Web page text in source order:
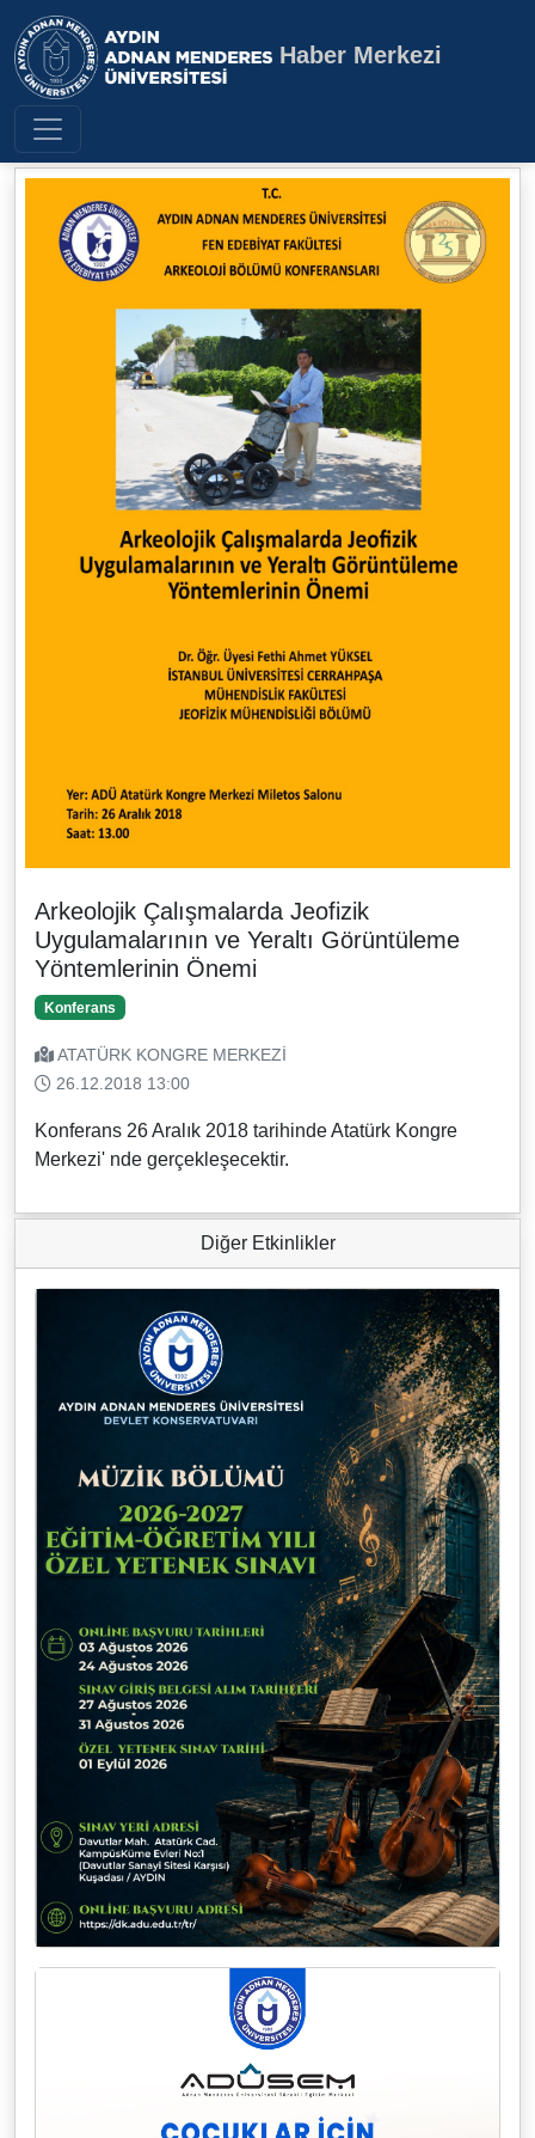
Aydın Adnan Menderes
Haber Merkezi
Arkeolojik Çalışmalarda Jeofizik
Uygulamalarının ve Yeraltı Görüntüleme
Yöntemlerinin Önemi
Konferans
ATATÜRK KONGRE MERKEZİ
26.12.2018 13:00
Konferans 26 Aralık 2018 tarihinde Atatürk Kongre
Merkezi' nde gerçekleşecektir.
Diğer Etkinlikler